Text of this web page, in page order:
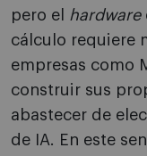
pero el
hardware
cálculo requiere
empresas como
construir sus
abastecer de
de IA. En este